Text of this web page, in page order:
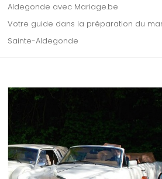
Aldegonde avec Mariage.be
Votre guide dans la préparation du
Sainte-Aldegonde